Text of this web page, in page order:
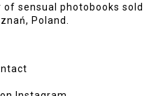
sensual photobooks sold
Poland.